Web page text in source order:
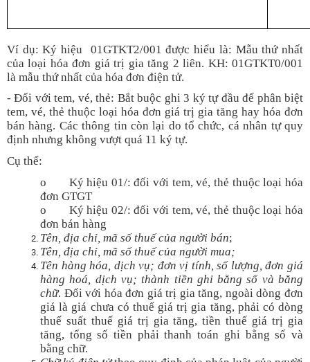
Ví dụ: Ký hiệu 01GTKT2/001 được hiểu là: Mẫu thứ nhất
của loại hóa đơn giá trị gia tăng 2 liên. KH: 01GTKT0/001
là mẫu thứ nhất của hóa đơn điện tử.
- Đối với tem, vé, thẻ: Bắt buộc ghi 3 ký tự đầu để phân biệt
tem, vé, thẻ thuộc loại hóa đơn giá trị gia tăng hay hóa đơn
bán hàng. Các thông tin còn lại do tổ chức, cá nhân tự quy
định nhưng không vượt quá 11 ký tự.
Cụ thể:
o Ký hiệu 01/: đối với tem, vé, thẻ thuộc loại hóa
đơn GTGT
o Ký hiệu 02/: đối với tem, vé, thẻ thuộc loại hóa
đơn bán hàng
Tên, địa chỉ, mã số thuế của người bán;
Tên, địa chỉ, mã số thuế của người mua;
Tên hàng hóa, dịch vụ; đơn vị tính, số lượng, đơn giá
hàng hoá, dịch vụ; thành tiền ghi bằng số và bằng
chữ. Đối với hóa đơn giá trị gia tăng, ngoài dòng đơn
giá là giá chưa có thuế giá trị gia tăng, phải có dòng
thuế suất thuế giá trị gia tăng, tiền thuế giá trị gia
tăng, tổng số tiền phải thanh toán ghi bằng số và
bằng chữ.